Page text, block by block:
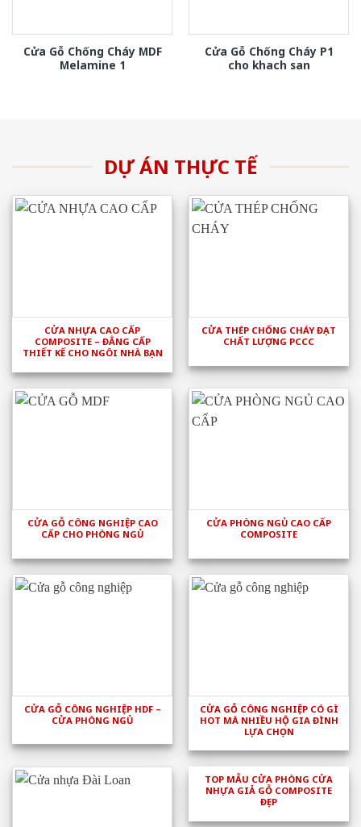
Cửa Gỗ Chống Cháy MDF
Melamine 1
Cửa Gỗ Chống Cháy P1
cho khach san
DỰ ÁN THỰC TẾ
CỬA NHỰA CAO CẤP
COMPOSITE – ĐẲNG CẤP
THIẾT KẾ CHO NGÔI NHÀ BẠN
CỬA THÉP CHỐNG CHÁY ĐẠT
CHẤT LƯỢNG PCCC
CỬA GỖ CÔNG NGHIỆP CAO
CẤP CHO PHÒNG NGỦ
CỬA PHÒNG NGỦ CAO CẤP
COMPOSITE
CỬA GỖ CÔNG NGHIỆP HDF –
CỬA PHÒNG NGỦ
CỬA GỖ CÔNG NGHIỆP CÓ GÌ
HOT MÀ NHIỀU HỘ GIA ĐÌNH
LỰA CHỌN
TOP MẪU CỬA PHÒNG CỬA
NHỰA GIẢ GỖ COMPOSITE
ĐẸP